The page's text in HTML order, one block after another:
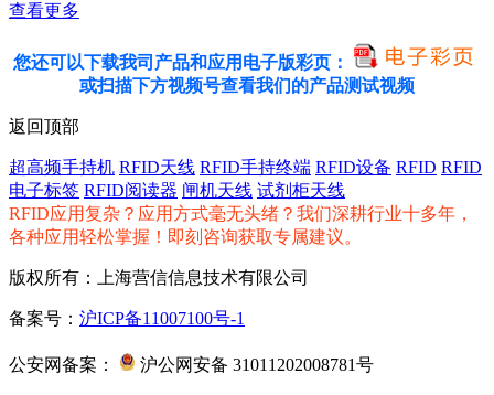
查看更多
您还可以下载我司产品和应用电子版彩页：
或扫描下方视频号查看我们的产品测试视频
返回顶部
超高频手持机 RFID天线 RFID手持终端 RFID设备 RFID RFID
电子标签 RFID阅读器 闸机天线 试剂柜天线
RFID应用复杂？应用方式毫无头绪？我们深耕行业十多年，
各种应用轻松掌握！即刻咨询获取专属建议。
版权所有：上海营信信息技术有限公司
备案号： 沪ICP备11007100号-1
公安网备案： 沪公网安备 31011202008781号